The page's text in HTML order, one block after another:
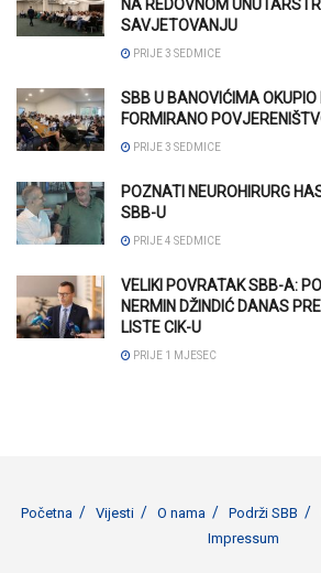
NA REDOVNOM
SAVJETOVANJU
PRIJE 3 SEDMICE
SBB U BANOVIĆIMA OKUPIO
FORMIRANO
PRIJE 3 SEDMICE
POZNATI NEUROHIRURG
SBB-U
PRIJE 4 SEDMICE
VELIKI POVRATAK SBB-A:
NERMIN DŽINDIĆ DANAS
LISTE CIK-U
PRIJE 1 MJESEC
Početna Vijesti O nama Podrži SBB
Impressum